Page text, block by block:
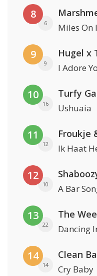
8
6 Miles On
9
9 I Adore
10
16
Turfy
Ushuaia
11
12
Froukje
Ik Haat
12
10 A Bar
13
22
The
Dancing
14
14 Cry Baby